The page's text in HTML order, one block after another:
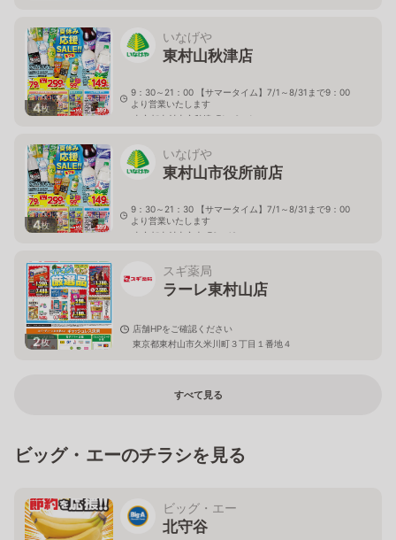
4枚
いなげや
東村山秋津店
9：30～21：00 【サマータイム】7/1～8/31まで9：00
より営業いたします
東京都東村山市秋津町1－3－1
4枚
いなげや
東村山市役所前店
9：30～21：30 【サマータイム】7/1～8/31まで9：00
より営業いたします
東京都東村山市本町3－42
2枚
スギ薬局
ラーレ東村山店
店舗HPをご確認ください
東京都東村山市久米川町３丁目１番地４
すべて見る
ビッグ・エーのチラシを見る
ビッグ・エー
北守谷